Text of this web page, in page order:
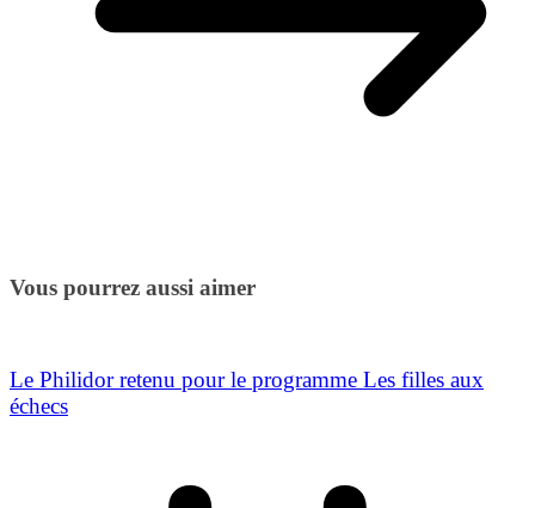
Vous pourrez aussi aimer
Le Philidor retenu pour le programme Les filles aux
échecs